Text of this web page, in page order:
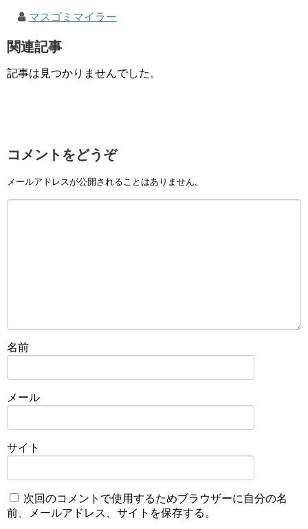
マスゴミマイラー
関連記事
記事は見つかりませんでした。
コメントをどうぞ
メールアドレスが公開されることはありません。
名前
メール
サイト
次回のコメントで使用するためブラウザーに自分の名
前、メールアドレス、サイトを保存する。